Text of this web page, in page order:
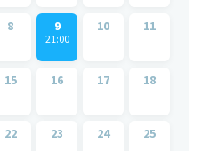
8 9
21:00
10 11
15 16 17 18
22 23 24 25